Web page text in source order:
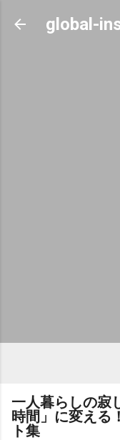
global-
一人暮らしの寂
時間」に変える
ト集